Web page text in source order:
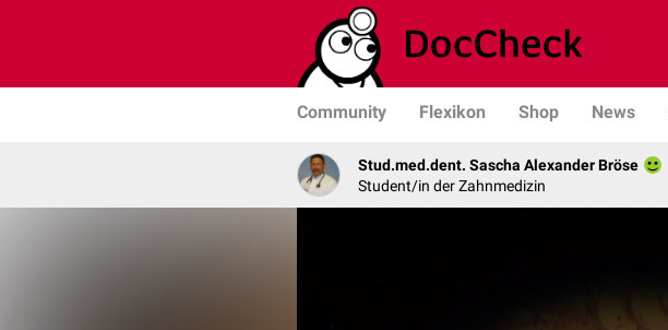
Community Flexikon Shop News
Stud.med.dent. Sascha Alexander Bröse
Student/in der Zahnmedizin